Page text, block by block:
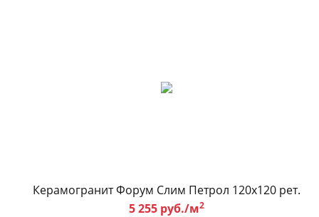
Керамогранит Форум Слим Петрол 120x120 рет.
5 255 руб./м2